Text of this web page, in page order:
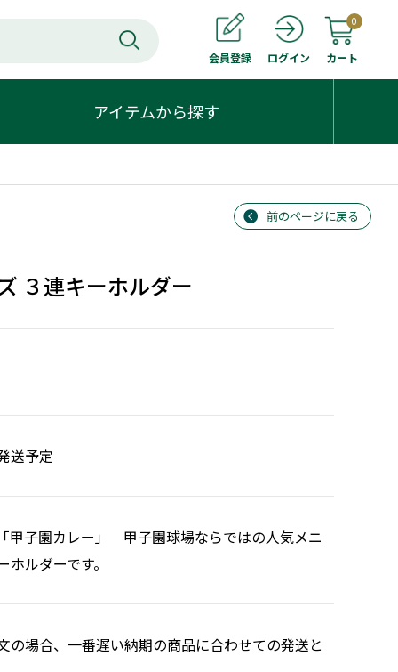
会員登録 ログイン
0
カート
アイテムから探す
前のページに戻る
３連キーホルダー
送予定
甲子園カレー」 甲子園球場ならではの人気メニ
ルダーです。
場合、一番遅い納期の商品に合わせての発送と